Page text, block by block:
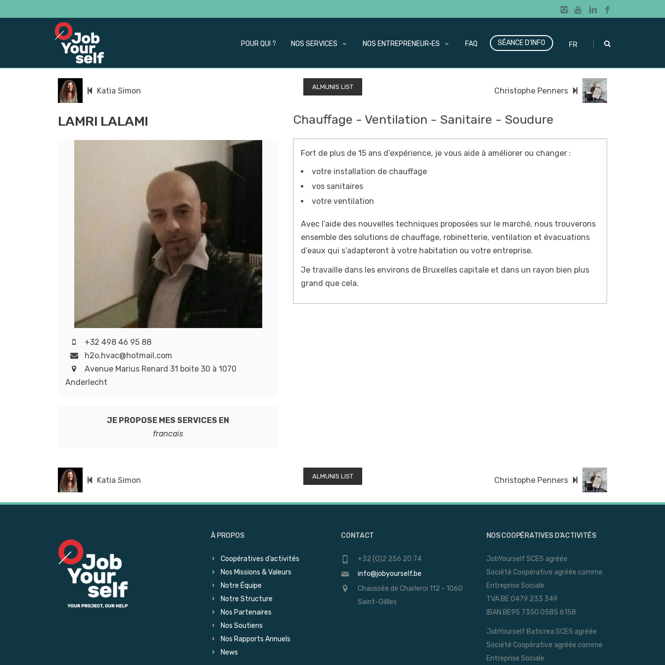
POUR QUI ? NOS SERVICES NOS ENTREPRENEUR·ES FAQ SÉANCE D’INFO FR |
Katia Simon ALMUNIS LIST Christophe Penners
LAMRI LALAMI
+32 498 46 95 88
h2o.hvac@hotmail.com
Avenue Marius Renard 31 boite 30 à 1070
Anderlecht
JE PROPOSE MES SERVICES EN
francais
Chauffage - Ventilation - Sanitaire - Soudure
Fort de plus de 15 ans d’expérience, je vous aide à améliorer ou changer :
votre installation de chauffage
vos sanitaires
votre ventilation
Avec l’aide des nouvelles techniques proposées sur le marché, nous trouverons
ensemble des solutions de chauffage, robinetterie, ventilation et évacuations
d’eaux qui s’adapteront à votre habitation ou votre entreprise.
Je travaille dans les environs de Bruxelles capitale et dans un rayon bien plus
grand que cela.
Katia Simon ALMUNIS LIST Christophe Penners
À PROPOS
Coopératives d’activités
Nos Missions & Valeurs
Notre Équipe
Notre Structure
Nos Partenaires
Nos Soutiens
Nos Rapports Annuels
News
CONTACT
+32 (0)2 256 20 74
info@jobyourself.be
Chaussée de Charleroi 112 - 1060
Saint-Gillles
NOS COOPÉRATIVES D’ACTIVITÉS
JobYourself SCES agréée
Société Coopérative agréée comme
Entreprise Sociale
TVA BE 0479 233 349
IBAN BE95 7350 0585 6158
JobYourself Baticrea SCES agréée
Société Coopérative agréée comme
Entreprise Sociale